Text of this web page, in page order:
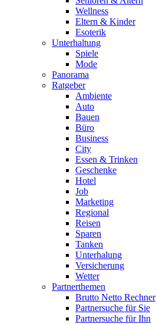
Wellness
Eltern & Kinder
Esoterik
Unterhaltung
Spiele
Mode
Panorama
Ratgeber
Ambiente
Auto
Bauen
Büro
Business
City
Essen & Trinken
Geschenke
Hotel
Job
Marketing
Regional
Reisen
Sparen
Tanken
Unterhalung
Versicherung
Wetter
Partnerthemen
Brutto Netto Rechner
Partnersuche für Sie
Partnersuche für Ihn